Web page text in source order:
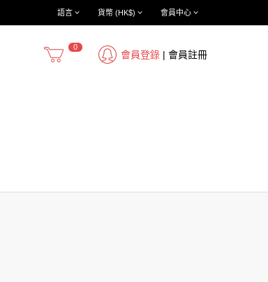
會員中心
貨幣 (HK$)
語言
會員登錄 | 會員註冊
0